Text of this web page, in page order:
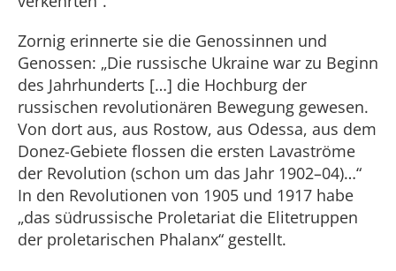
Zornig erinnerte sie die Genossinnen und
Genossen: „Die russische Ukraine war zu Beginn
des Jahrhunderts […] die Hochburg der
russischen revolutionären Bewegung gewesen.
Von dort aus, aus Rostow, aus Odessa, aus dem
Donez-Gebiete flossen die ersten Lavaströme
der Revolution (schon um das Jahr 1902–04)…“
In den Revolutionen von 1905 und 1917 habe
„das südrussische Proletariat die Elitetruppen
der proletarischen Phalanx“ gestellt.